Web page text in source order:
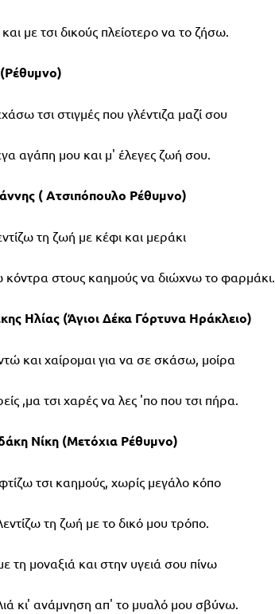
με τσι δικούς πλείοτερο να το ζήσω.
τσι στιγμές που γλέντιζα μαζί σου
αγάπη μου και μ' έλεγες ζωή σου.
( Ατσιπόπουλο Ρέθυμνο)
τη ζωή με κέφι και μεράκι
κόντρα στους καημούς να διώχνω το φαρμάκι.
Ηλίας (Άγιοι Δέκα Γόρτυνα Ηράκλειο)
και χαίρομαι για να σε σκάσω, μοίρα
,μα τσι χαρές να λες 'πο που τσι πήρα.
Νίκη (Μετόχια Ρέθυμνο)
τσι καημούς, χωρίς μεγάλο κόπο
τη ζωή με το δικό μου τρόπο.
τη μοναξιά και στην υγειά σου πίνω
κι' ανάμνηση απ' το μυαλό μου σβύνω.